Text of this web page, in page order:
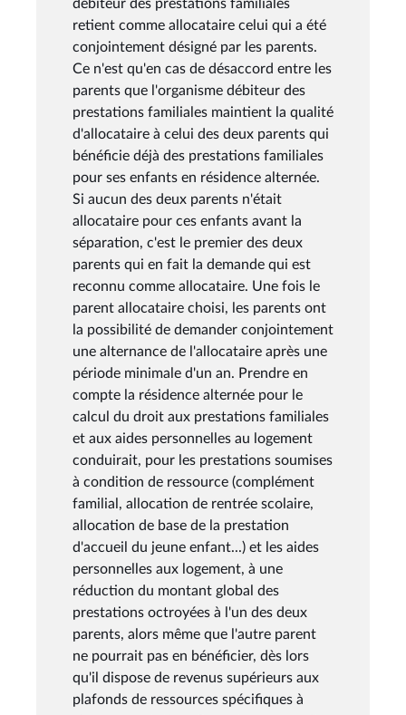
débiteur des prestations familiales
retient comme allocataire celui qui a été
conjointement désigné par les parents.
Ce n'est qu'en cas de désaccord entre les
parents que l'organisme débiteur des
prestations familiales maintient la qualité
d'allocataire à celui des deux parents qui
bénéficie déjà des prestations familiales
pour ses enfants en résidence alternée.
Si aucun des deux parents n'était
allocataire pour ces enfants avant la
séparation, c'est le premier des deux
parents qui en fait la demande qui est
reconnu comme allocataire. Une fois le
parent allocataire choisi, les parents ont
la possibilité de demander conjointement
une alternance de l'allocataire après une
période minimale d'un an. Prendre en
compte la résidence alternée pour le
calcul du droit aux prestations familiales
et aux aides personnelles au logement
conduirait, pour les prestations soumises
à condition de ressource (complément
familial, allocation de rentrée scolaire,
allocation de base de la prestation
d'accueil du jeune enfant...) et les aides
personnelles aux logement, à une
réduction du montant global des
prestations octroyées à l'un des deux
parents, alors même que l'autre parent
ne pourrait pas en bénéficier, dès lors
qu'il dispose de revenus supérieurs aux
plafonds de ressources spécifiques à